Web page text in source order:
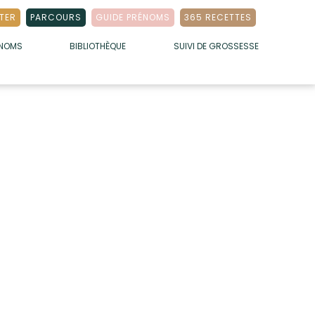
PARCOURS GUIDE PRÉNOMS 365 RECETTES
BIBLIOTHÈQUE SUIVI DE GROSSESSE